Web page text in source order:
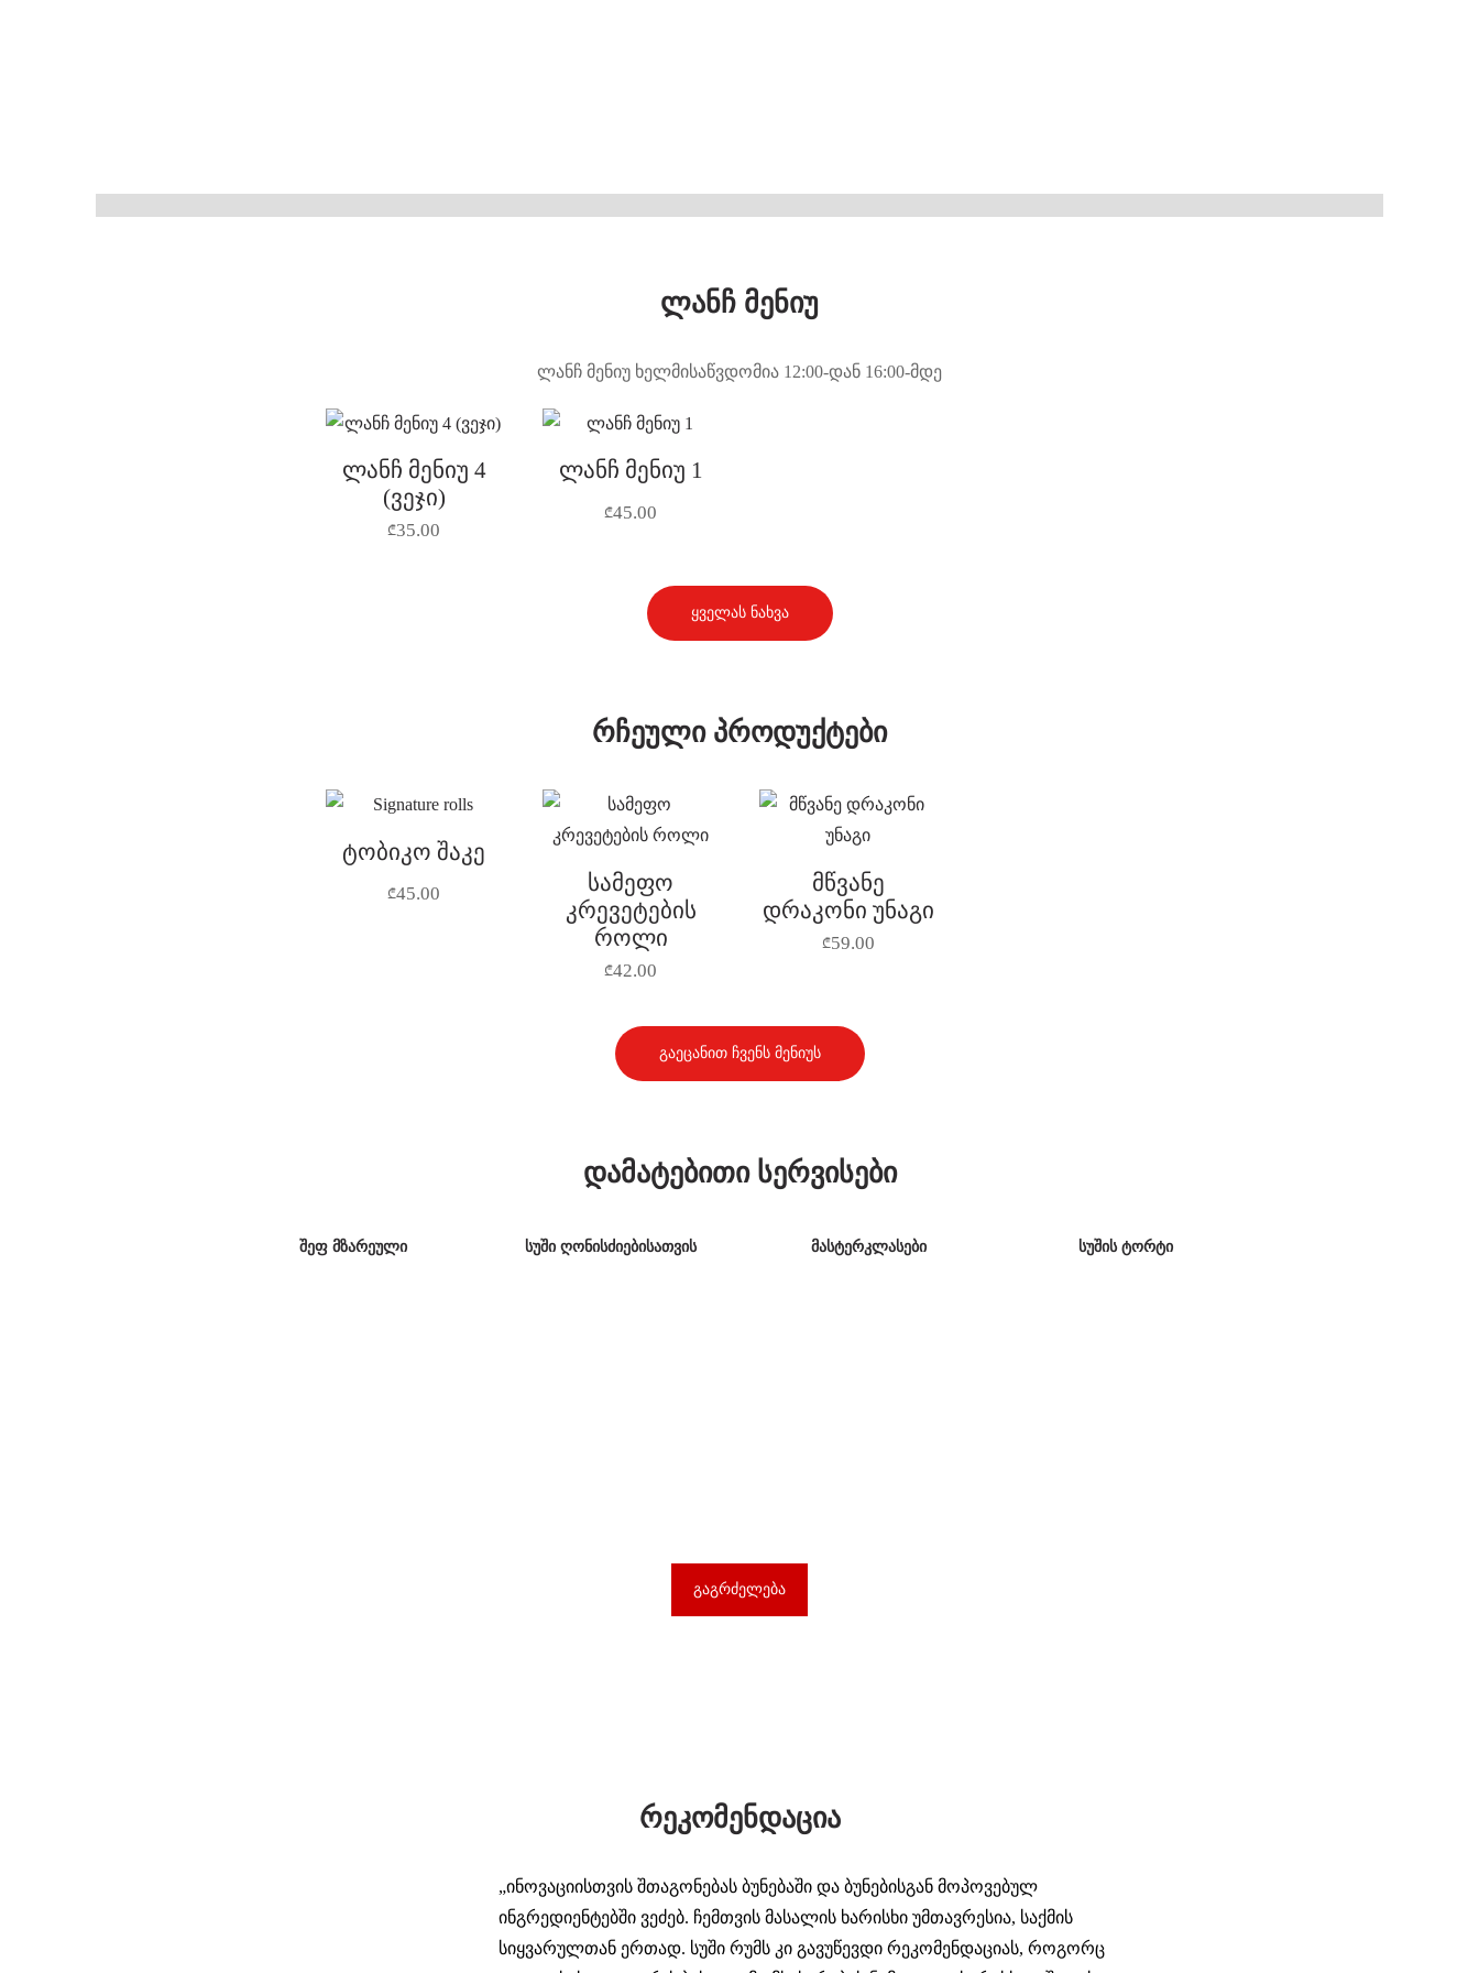
ლანჩ მენიუ
ლანჩ მენიუ ხელმისაწვდომია 12:00-დან 16:00-მდე
ლანჩ მენიუ 4
(ვეჯი)
₾35.00
ლანჩ მენიუ 1
₾45.00
ყველას ნახვა
რჩეული პროდუქტები
ტობიკო შაკე
₾45.00
სამეფო
კრევეტების
როლი
₾42.00
მწვანე
დრაკონი უნაგი
₾59.00
გაეცანით ჩვენს მენიუს
დამატებითი სერვისები
შეფ მზარეული სუში ღონისძიებისათვის მასტერკლასები სუშის ტორტი
გაგრძელება
რეკომენდაცია
„ინოვაციისთვის შთაგონებას ბუნებაში და ბუნებისგან მოპოვებულ
ინგრედიენტებში ვეძებ. ჩემთვის მასალის ხარისხი უმთავრესია, საქმის
სიყვარულთან ერთად. სუში რუმს კი გავუწევდი რეკომენდაციას, როგორც